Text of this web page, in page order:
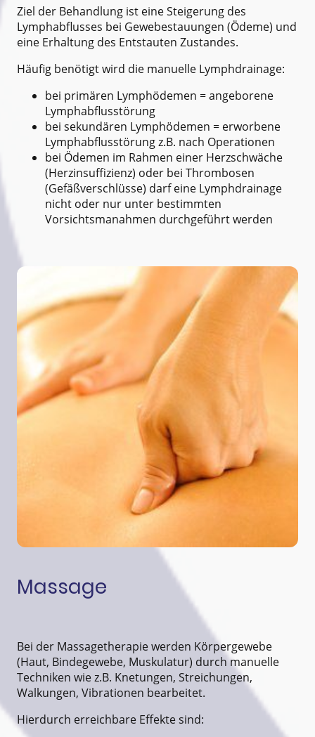
Ziel der Behandlung ist eine Steigerung des
Lymphabflusses bei Gewebestauungen (Ödeme) und
eine Erhaltung des Entstauten Zustandes.
Häufig benötigt wird die manuelle Lymphdrainage:
bei primären Lymphödemen = angeborene
Lymphabflusstörung
bei sekundären Lymphödemen = erworbene
Lymphabflusstörung z.B. nach Operationen
bei Ödemen im Rahmen einer Herzschwäche
(Herzinsuffizienz) oder bei Thrombosen
(Gefäßverschlüsse) darf eine Lymphdrainage
nicht oder nur unter bestimmten
Vorsichtsmanahmen durchgeführt werden
Massage
Bei der Massagetherapie werden Körpergewebe
(Haut, Bindegewebe, Muskulatur) durch manuelle
Techniken wie z.B. Knetungen, Streichungen,
Walkungen, Vibrationen bearbeitet.
Hierdurch erreichbare Effekte sind: